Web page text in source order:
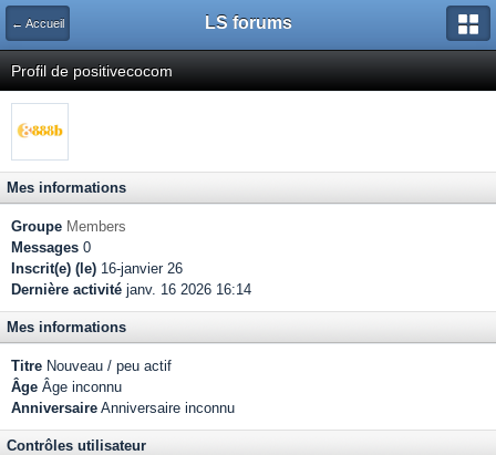
← Accueil LS forums
Profil de positivecocom
Mes informations
Groupe Members
Messages 0
Inscrit(e) (le) 16-janvier 26
Dernière activité janv. 16 2026 16:14
Mes informations
Titre Nouveau / peu actif
Âge Âge inconnu
Anniversaire Anniversaire inconnu
Contrôles utilisateur